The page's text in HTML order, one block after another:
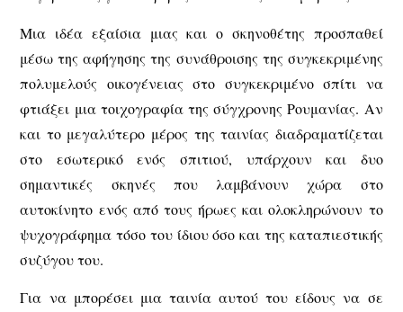
Μια ιδέα εξαίσια μιας και ο σκηνοθέτης προσπαθεί
μέσω της αφήγησης της συνάθροισης της συγκεκριμένης
πολυμελούς οικογένειας στο συγκεκριμένο σπίτι να
φτιάξει μια τοιχογραφία της σύγχρονης Ρουμανίας. Αν
και το μεγαλύτερο μέρος της ταινίας διαδραματίζεται
στο εσωτερικό ενός σπιτιού, υπάρχουν και δυο
σημαντικές σκηνές που λαμβάνουν χώρα στο
αυτοκίνητο ενός από τους ήρωες και ολοκληρώνουν το
ψυχογράφημα τόσο του ίδιου όσο και της καταπιεστικής
συζύγου του.
Για να μπορέσει μια ταινία αυτού του είδους να σε